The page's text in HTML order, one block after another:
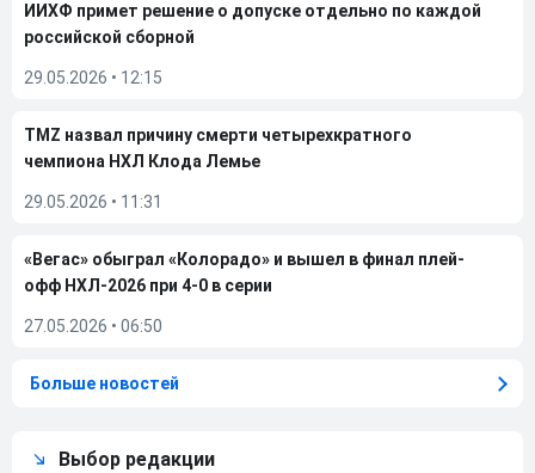
ИИХФ примет решение о допуске отдельно по каждой
российской сборной
29.05.2026 • 12:15
TMZ назвал причину смерти четырехкратного
чемпиона НХЛ Клода Лемье
29.05.2026 • 11:31
«Вегас» обыграл «Колорадо» и вышел в финал плей-
офф НХЛ-2026 при 4-0 в серии
27.05.2026 • 06:50
Больше новостей
Выбор редакции